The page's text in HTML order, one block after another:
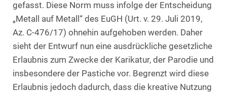
gefasst. Diese Norm muss infolge der Entscheidung
„Metall auf Metall“ des EuGH (Urt. v. 29. Juli 2019,
Az. C‑476/17) ohnehin aufgehoben werden. Daher
sieht der Entwurf nun eine ausdrückliche gesetzliche
Erlaubnis zum Zwecke der Karikatur, der Parodie und
insbesondere der Pastiche vor. Begrenzt wird diese
Erlaubnis jedoch dadurch, dass die kreative Nutzung